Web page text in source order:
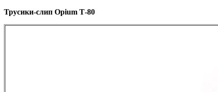
Трусики-слип Opium Т-80